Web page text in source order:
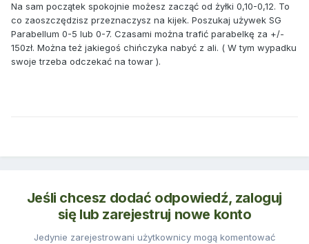
Na sam początek spokojnie możesz zacząć od żyłki 0,10-0,12. To
co zaoszczędzisz przeznaczysz na kijek. Poszukaj używek SG
Parabellum 0-5 lub 0-7. Czasami można trafić parabelkę za +/-
150zł. Można też jakiegoś chińczyka nabyć z ali. ( W tym wypadku
swoje trzeba odczekać na towar ).
Jeśli chcesz dodać odpowiedź, zaloguj
się lub zarejestruj nowe konto
Jedynie zarejestrowani użytkownicy mogą komentować